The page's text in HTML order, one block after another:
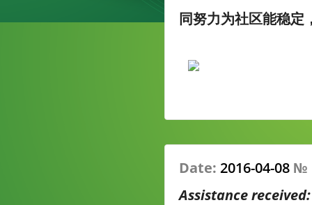
同努力为社区能稳定
Date: 2016-04-08 №
Assistance